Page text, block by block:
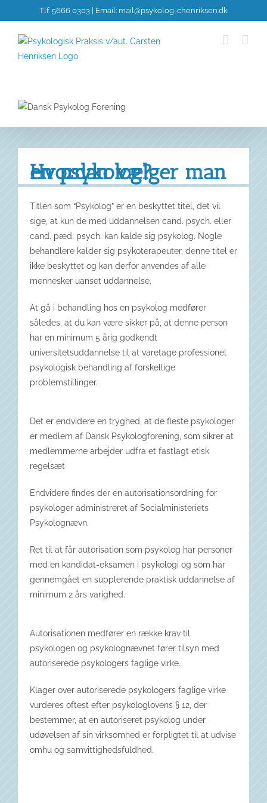
to
content
Tlf. 5666 0303 | Email: mail@psykolog-chenriksen.dk
Hvordan vælger man en psykolog?
Titlen som “Psykolog” er en beskyttet titel, det vil
sige, at kun de med uddannelsen cand. psych. eller
cand. pæd. psych. kan kalde sig psykolog. Nogle
behandlere kalder sig psykoterapeuter, denne titel er
ikke beskyttet og kan derfor anvendes af alle
mennesker uanset uddannelse.
At gå i behandling hos en psykolog medfører
således, at du kan være sikker på, at denne person
har en minimum 5 årig godkendt
universitetsuddannelse til at varetage professionel
psykologisk behandling af forskellige
problemstillinger.
Det er endvidere en tryghed, at de fleste psykologer
er medlem af Dansk Psykologforening, som sikrer at
medlemmerne arbejder udfra et fastlagt etisk
regelsæt
Endvidere findes der en autorisationsordning for
psykologer administreret af Socialministeriets
Psykolognævn.
Ret til at får autorisation som psykolog har personer
med en kandidat-eksamen i psykologi og som har
gennemgået en supplerende praktisk uddannelse af
minimum 2 års varighed.
Autorisationen medfører en række krav til
psykologen og psykolognævnet fører tilsyn med
autoriserede psykologers faglige virke.
Klager over autoriserede psykologers faglige virke
vurderes oftest efter psykologlovens § 12, der
bestemmer, at en autoriseret psykolog under
udøvelsen af sin virksomhed er forpligtet til at udvise
omhu og samvittighedsfuldhed.